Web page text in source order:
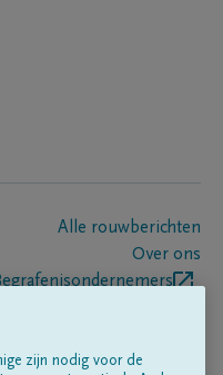
Alle rouwberichten
Over ons
zijn nodig voor de